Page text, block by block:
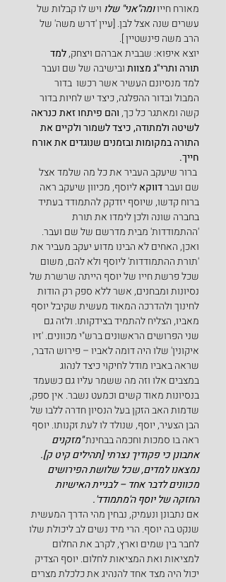
מאורח חייו ומה"אני" שלו ויש לו קבלות של
עשרים שנה אצל לבן. [עיין 'דרש משה' של
הרב משה פינשטיין ].
יוצא איפוא: שבבית אברהם ויצחק, למד
תורה ותרי"ג מצוות ובישיבה של שם ועבר
למד מנסיונם העשיר אשר רכשו  בדור
המבול ובדור ההפלגה, כיצד יש לחיות בדור
קשה ומאתגר כל כך, והם פיתחו זאת כנראה
לשיטה ולמתודה, כיצד לשמור ולקיים את
התורה במקומות ובזמנים שנוגדים את אורח
חייך.
ברור שיעקב העביר את כל מה שלמד אצל
שם ועבר דווקא ליוסף, מכיוון שיעקב ראה
ברוח קדשו, שיוסף יזדקק להתמודד בעתיד
בחברה שונה ולכן לימדו את תורת
'ההתמודדות' מבית מדרשם של שם ועבר.
ואכן, האחים לא הבינו מדוע יעקב מעביר את
'תורת ההתמודדות' ליוסף ולא להם, משום
שכל פרשת חייו של יוסף הייתה שרשרת של
נסיונות ומבחנים, אשר ללא ספק רק הודות
לחינוך ולהדרכה המאוד מעשית שקיבל יוסף
מאביו, הצליח להתמיד בצידקותו. ולזה גם
שני הפרושים הראשונים ברש"י מכוונים. 'זיו
איקונין' שלו היה דומה לאביו – פירוש הדבר,
שראה באביו מודל לחיקוי כיצד לנהוג
במצבים אלו וזה מה ששמר עליו גם כשעמד
בנסיונות מאוד קשים וכמעט נשבר. אין ספק,
שדמות האב הזקן בעל הנסיון חדרה ללבו של
הבן הצעיר, יוסף, שנולד לו לעת זקנותו. יוסף
ראה בו סמכות וחכמה בבחינת "מזקנים
אתבונן כי פקודיך נצרתי [תהילים קיט ק].
נמצאנו למדים, שכל שלושת הפירושים
מכוונים לדבר אחד – לבניית האישיות
החזקה של יוסף ה'מתמודד'.
אם נתבונן ונעמיק, נבחין מהי הדרך המעשית
שנקט בה יוסף. הרי מיד נשים לב ליכולת שלו
לחבר בין שמים וארץ, לקרב את החלום
למציאות ואת המציאות לחלום. יוסף הצדיק
יכול היה מצד אחד להנהיג את כלכלת מצרים